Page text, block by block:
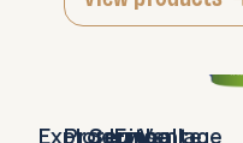
Explorer
ProduitsEmballage
ServiceVente